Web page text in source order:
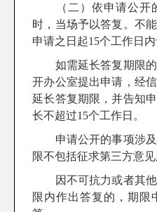
（二）依申请公开
时，当场予以答复。不
申请之日起15个工作日内
如需延长答复期限的
开办公室提出申请，经
延长答复期限，并告知
长不超过15个工作日。
申请公开的事项涉及
限不包括征求第三方意见
因不可抗力或者其他
限内作出答复的，期限